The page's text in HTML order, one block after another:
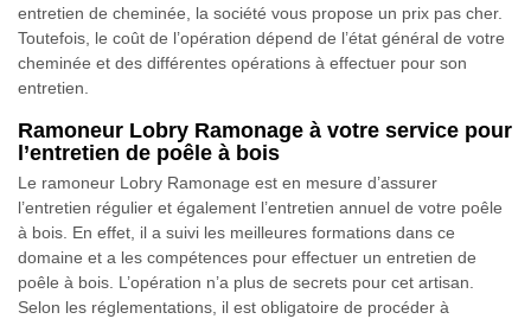
entretien de cheminée, la société vous propose un prix pas cher.
Toutefois, le coût de l’opération dépend de l’état général de votre
cheminée et des différentes opérations à effectuer pour son
entretien.
Ramoneur Lobry Ramonage à votre service pour
l’entretien de poêle à bois
Le ramoneur Lobry Ramonage est en mesure d’assurer
l’entretien régulier et également l’entretien annuel de votre poêle
à bois. En effet, il a suivi les meilleures formations dans ce
domaine et a les compétences pour effectuer un entretien de
poêle à bois. L’opération n’a plus de secrets pour cet artisan.
Selon les réglementations, il est obligatoire de procéder à